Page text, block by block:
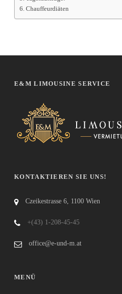
Chauffeurdiäten
E&M LIMOUSINE SERVICE
KONTAKTIEREN SIE UNS!
Czeikestrasse 6, 1100 Wien
+(43) 1-208-45-45
office@e-und-m.at
MENÜ